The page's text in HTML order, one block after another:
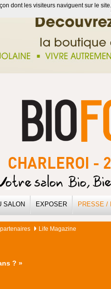
SALON EXPOSER PRESSE /
Life Magazine
? »
dont les visiteurs naviguent sur le